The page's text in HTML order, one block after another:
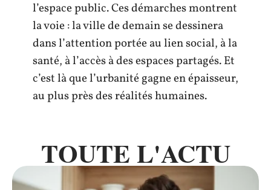
l’espace public. Ces démarches montrent
la voie : la ville de demain se dessinera
dans l’attention portée au lien social, à la
santé, à l’accès à des espaces partagés. Et
c’est là que l’urbanité gagne en épaisseur,
au plus près des réalités humaines.
TOUTE L'ACTU